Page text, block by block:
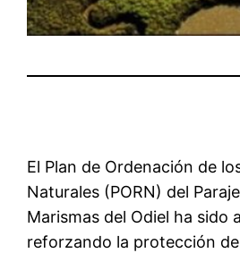
El Plan de Ordenación de
Naturales (PORN) del
Marismas del Odiel ha sido
reforzando la protección